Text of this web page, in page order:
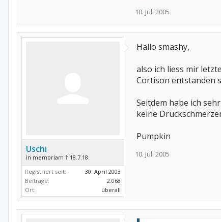
10. Juli 2005
Uschi
in memoriam † 18.7.18
Registriert seit:
30. April 2003
Beiträge:
2.068
Ort:
überall
Hallo smashy,
also ich liess mir
Cortison entstanden
Seitdem habe ich
keine
Pumpkin
10. Juli 2005